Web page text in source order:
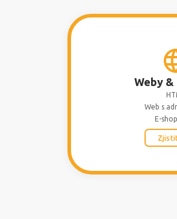
Weby &
Web s
E-shop